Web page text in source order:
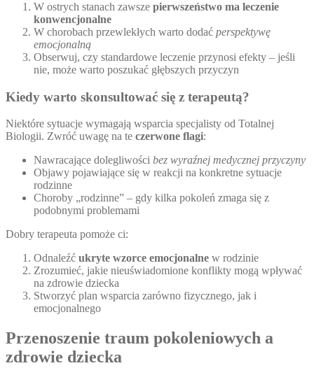
W ostrych stanach zawsze pierwszeństwo ma leczenie
konwencjonalne
W chorobach przewlekłych warto dodać perspektywę
emocjonalną
Obserwuj, czy standardowe leczenie przynosi efekty – jeśli
nie, może warto poszukać głębszych przyczyn
Kiedy warto skonsultować się z terapeutą?
Niektóre sytuacje wymagają wsparcia specjalisty od Totalnej
Biologii. Zwróć uwagę na te czerwone flagi:
Nawracające dolegliwości bez wyraźnej medycznej przyczyny
Objawy pojawiające się w reakcji na konkretne sytuacje
rodzinne
Choroby „rodzinne” – gdy kilka pokoleń zmaga się z
podobnymi problemami
Dobry terapeuta pomoże ci:
Odnaleźć ukryte wzorce emocjonalne w rodzinie
Zrozumieć, jakie nieuświadomione konflikty mogą wpływać
na zdrowie dziecka
Stworzyć plan wsparcia zarówno fizycznego, jak i
emocjonalnego
Przenoszenie traum pokoleniowych a
zdrowie dziecka